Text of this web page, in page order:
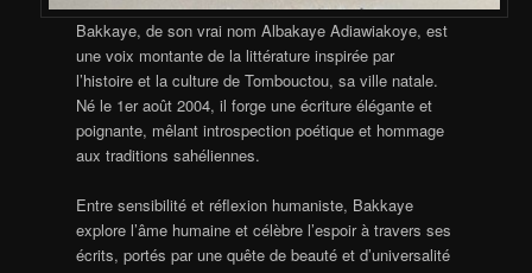
Bakkaye, de son vrai nom Albakaye Adiawiakoye, est
une voix montante de la littérature inspirée par
l’histoire et la culture de Tombouctou, sa ville natale.
Né le 1er août 2004, il forge une écriture élégante et
poignante, mêlant introspection poétique et hommage
aux traditions sahéliennes.
Entre sensibilité et réflexion humaniste, Bakkaye
explore l’âme humaine et célèbre l’espoir à travers ses
écrits, portés par une quête de beauté et d’universalité